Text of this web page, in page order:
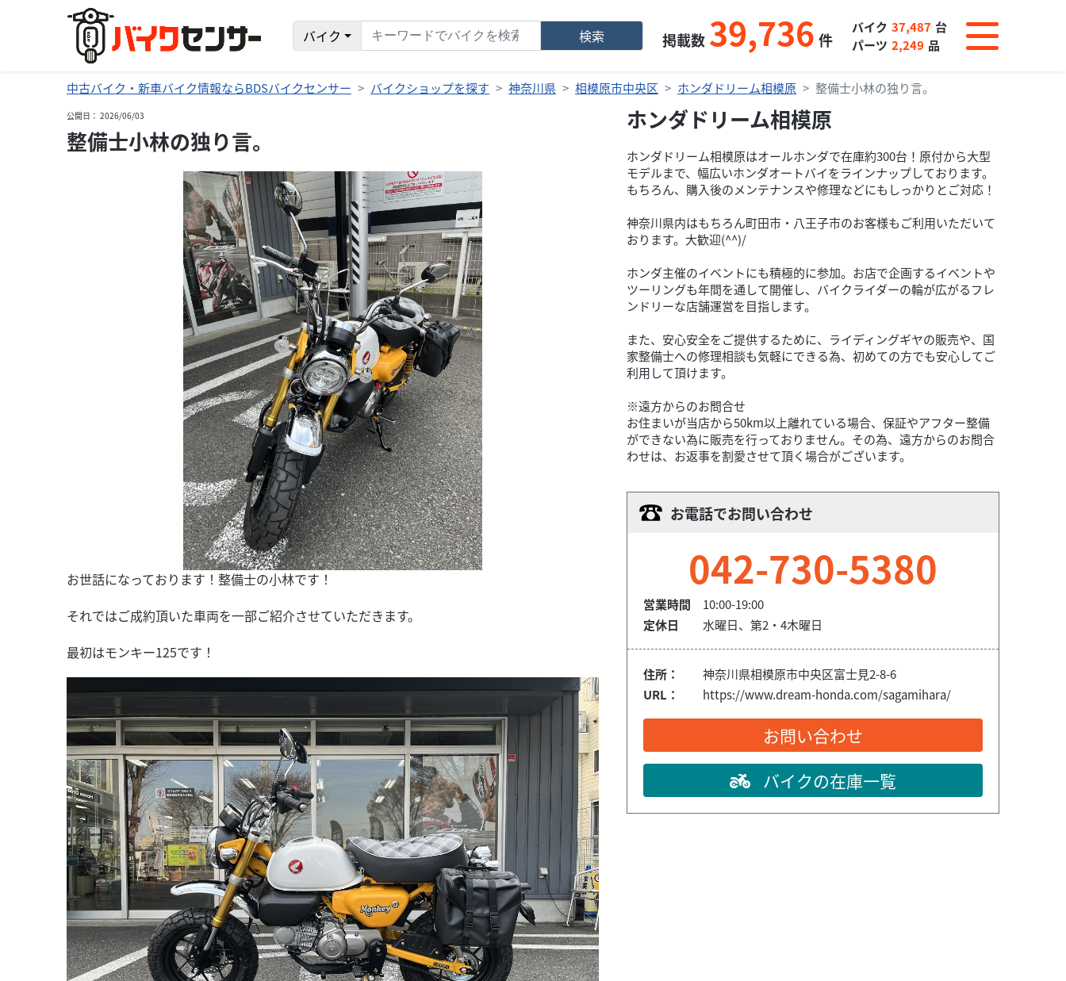
バイク 検索 掲載数 39,736 件
バイク 37,487 台
パーツ 2,249 品
中古バイク・新車バイク情報ならBDSバイクセンサー バイクショップを探す 神奈川県 相模原市中央区 ホンダドリーム相模原 整備士小林の独り言。
公開日： 2026/06/03
整備士小林の独り言。
お世話になっております！整備士の小林です！
それではご成約頂いた車両を一部ご紹介させていただきます。
最初はモンキー125です！
ホンダドリーム相模原
ホンダドリーム相模原はオールホンダで在庫約300台！原付から大型
モデルまで、幅広いホンダオートバイをラインナップしております。
もちろん、購入後のメンテナンスや修理などにもしっかりとご対応！
神奈川県内はもちろん町田市・八王子市のお客様もご利用いただいて
おります。大歓迎(^^)/
ホンダ主催のイベントにも積極的に参加。お店で企画するイベントや
ツーリングも年間を通して開催し、バイクライダーの輪が広がるフレ
ンドリーな店舗運営を目指します。
また、安心安全をご提供するために、ライディングギヤの販売や、国
家整備士への修理相談も気軽にできる為、初めての方でも安心してご
利用して頂けます。
※遠方からのお問合せ
お住まいが当店から50km以上離れている場合、保証やアフター整備
ができない為に販売を行っておりません。その為、遠方からのお問合
わせは、お返事を割愛させて頂く場合がございます。
お電話でお問い合わせ
042-730-5380
営業時間
10:00-19:00
定休日
水曜日、第2・4木曜日
住所：
神奈川県相模原市中央区富士見2-8-6
URL：
https://www.dream-honda.com/sagamihara/
お問い合わせ
バイクの在庫一覧